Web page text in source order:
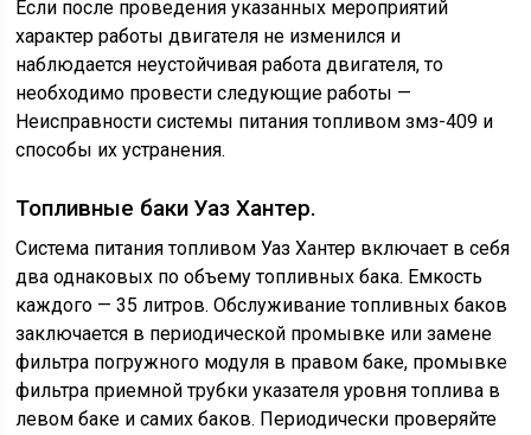
Если после проведения указанных мероприятий
характер работы двигателя не изменился и
наблюдается неустойчивая работа двигателя, то
необходимо провести следующие работы —
Неисправности системы питания топливом змз-409 и
способы их устранения.
Топливные баки Уаз Хантер.
Система питания топливом Уаз Хантер включает в себя
два однаковых по объему топливных бака. Емкость
каждого — 35 литров. Обслуживание топливных баков
заключается в периодической промывке или замене
фильтра погружного модуля в правом баке, промывке
фильтра приемной трубки указателя уровня топлива в
левом баке и самих баков. Периодически проверяйте